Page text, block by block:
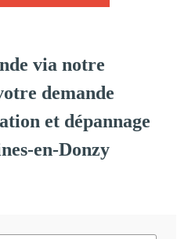
via notre
demande
et dépannage
en-Donzy